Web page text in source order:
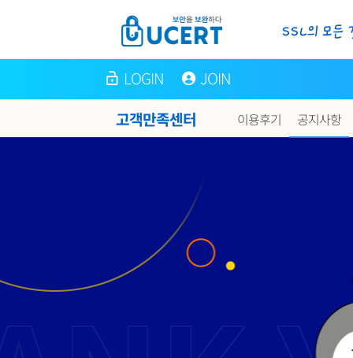
LOGIN
JOIN
고객만족센터
이용후기 공지사항